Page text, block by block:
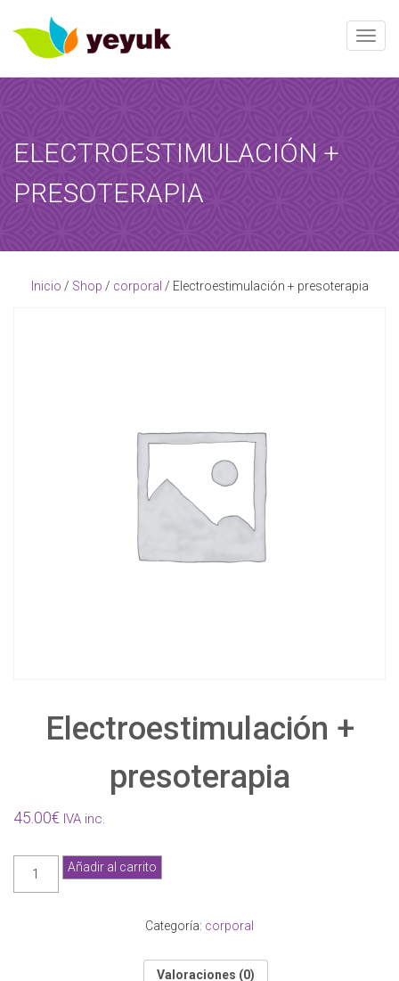
ELECTROESTIMULACIÓN +
PRESOTERAPIA
Inicio / Shop / corporal / Electroestimulación + presoterapia
Electroestimulación +
presoterapia
45.00€ IVA inc.
Electroestimulación
presoterapia
Añadir al carrito
Categoría: corporal
Valoraciones (0)